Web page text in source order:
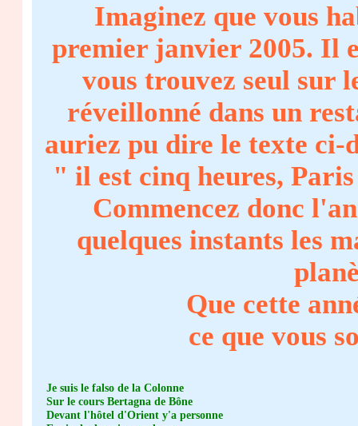
Imaginez que vous
premier janvier 2005. Il
vous trouvez seul sur
réveillonné dans un
auriez pu dire le texte ci-
" il est cinq heures,
Commencez donc
quelques instants les
Que cette
ce que vous
Je suis le falso de la Colonne
Sur le cours Bertagna de Bône
Devant l'hôtel d'Orient y'a personne